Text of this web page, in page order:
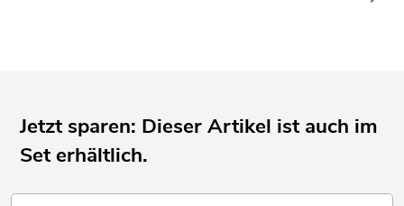
Für den Außenbereich geeignet IP65
Für Anwendungsgebiete wie zum Beispiel: Architektur; Bühne;
Verleiher
Jetzt sparen: Dieser Artikel ist auch im
Set erhältlich.